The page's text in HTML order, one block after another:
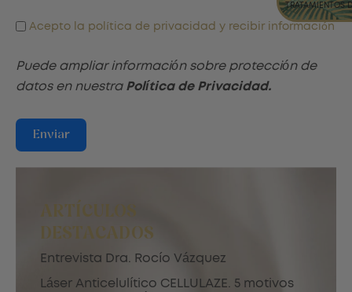
Acepto la política de privacidad y recibir información
Puede ampliar información sobre protección de
datos en nuestra Política de Privacidad.
Enviar
ARTÍCULOS
DESTACADOS
Entrevista Dra. Rocío Vázquez
Láser Anticelulítico CELLULAZE. 5 motivos
TRATAMIENTOS